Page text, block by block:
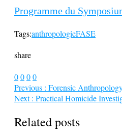
Programme du
Tags:anthropologieFASE
share
0000
Previous : Forensic
Next : Practical Homicide
Related posts